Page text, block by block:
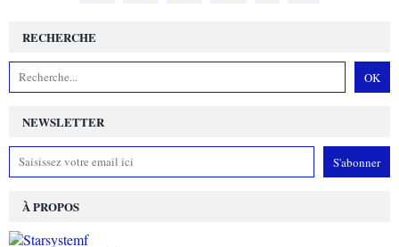
NEWSLETTER
RECHERCHE
À PROPOS